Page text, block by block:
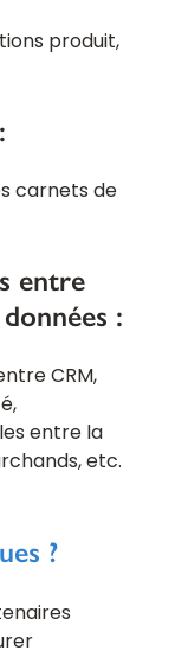
produit,
carnets de
entre
:
CRM,
entre la
etc.
?